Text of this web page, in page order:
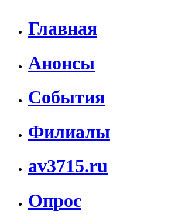
Главная
Анонсы
События
Филиалы
av3715.ru
Опрос